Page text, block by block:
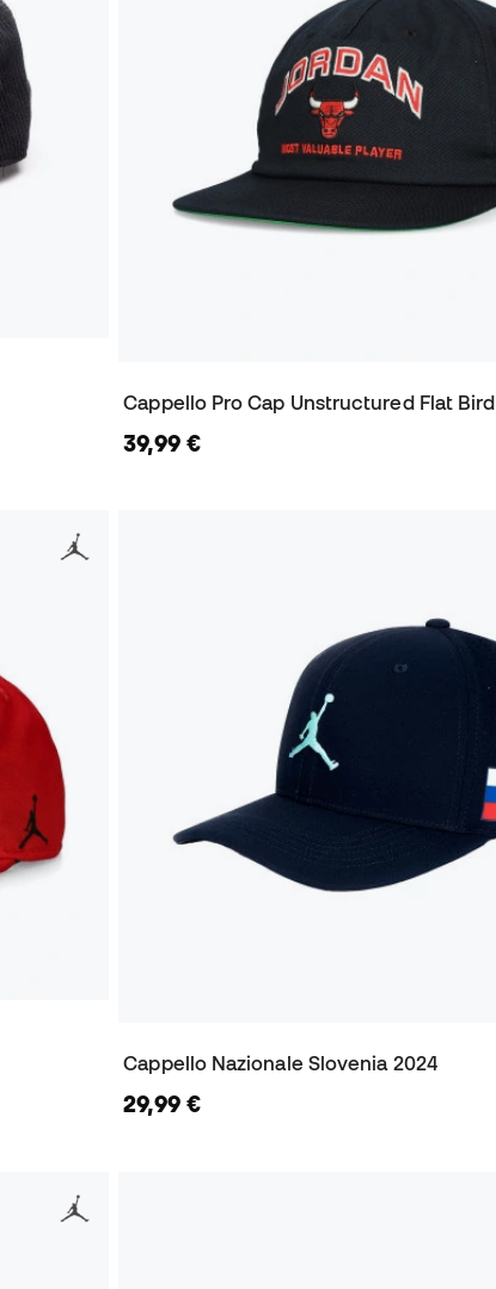
Cappello Pro Cap Unstructured Flat Bird
39,99 €
Cappello Nazionale Slovenia 2024
29,99 €